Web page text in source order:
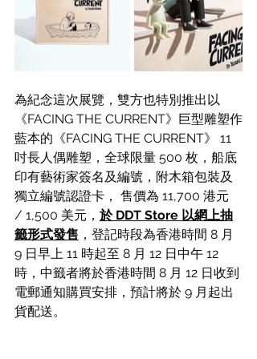
為紀念這次展覽，雙方也特別推出以
《FACING THE CURRENT》巨型雕塑作
藍本的《FACING THE CURRENT》 11
吋長人偶雕塑，全球限量 500 枚，船底
印有藝術家簽名及編號，附木箱包裝及
獨立編號認證卡， 售價為 11,700 港元
/ 1,500 美元， 於 DDT Store 以網上抽
籤形式發售 ，登記時段為香港時間 8 月
9 日早上 11 時起至 8 月 12 日中午 12
時，中籤者將於香港時間 8 月 12 日收到
電郵通知購買安排，預計將於 9 月起出
貨配送。